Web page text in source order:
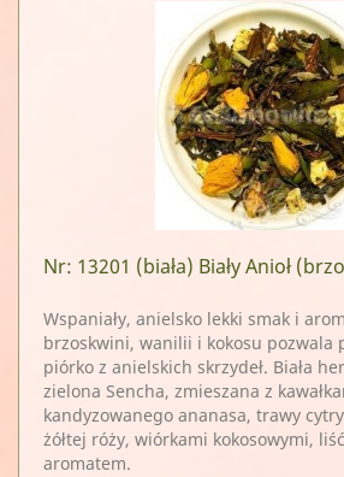
Nr: 13201 (biała) Biały Anioł
Wspaniały, anielsko lekki smak i
brzoskwini, wanilii i kokosu pozwala
piórko z anielskich skrzydeł. Biała
zielona Sencha, zmieszana z
kandyzowanego ananasa, trawy
żółtej róży, wiórkami kokosowymi,
aromatem.